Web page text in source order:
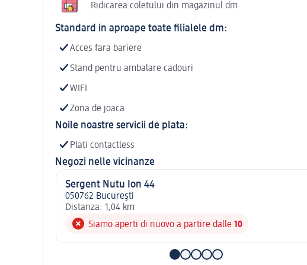
Ridicarea coletului din magazinul dm
Standard in aproape toate filialele dm:
Acces fara bariere
Stand pentru ambalare cadouri
WIFI
Zona de joaca
Noile noastre servicii de plata:
Plati contactless
Negozi nelle vicinanze
Sergent Nutu Ion 44
050762 Bucureşti
Distanza: 1,04 km
Siamo aperti di nuovo a partire dalle 10